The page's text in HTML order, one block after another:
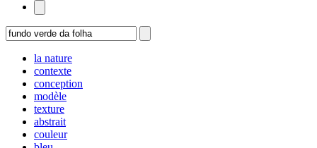
la nature
contexte
conception
modèle
texture
abstrait
couleur